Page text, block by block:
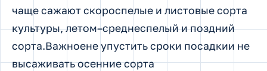
чаще сажают скороспелые и листовые сорта
культуры, летом–среднеспелый и поздний
сорта.Важноене упустить сроки посадкии не
высаживать осенние сорта